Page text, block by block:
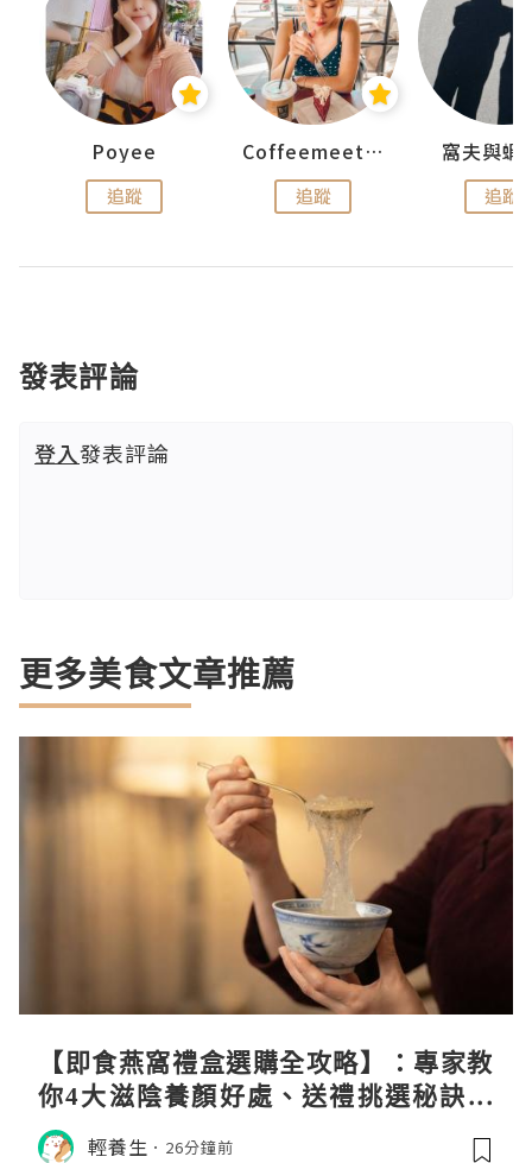
Poyee
追蹤
Coffeemeetjojo
追蹤
窩夫與蝦
追蹤
發表評論
登入發表評論
更多美食文章推薦
【即食燕窩禮盒選購全攻略】：專家教
你4大滋陰養顏好處、送禮挑選秘訣與
日常食用心得
輕養生 26分鐘前